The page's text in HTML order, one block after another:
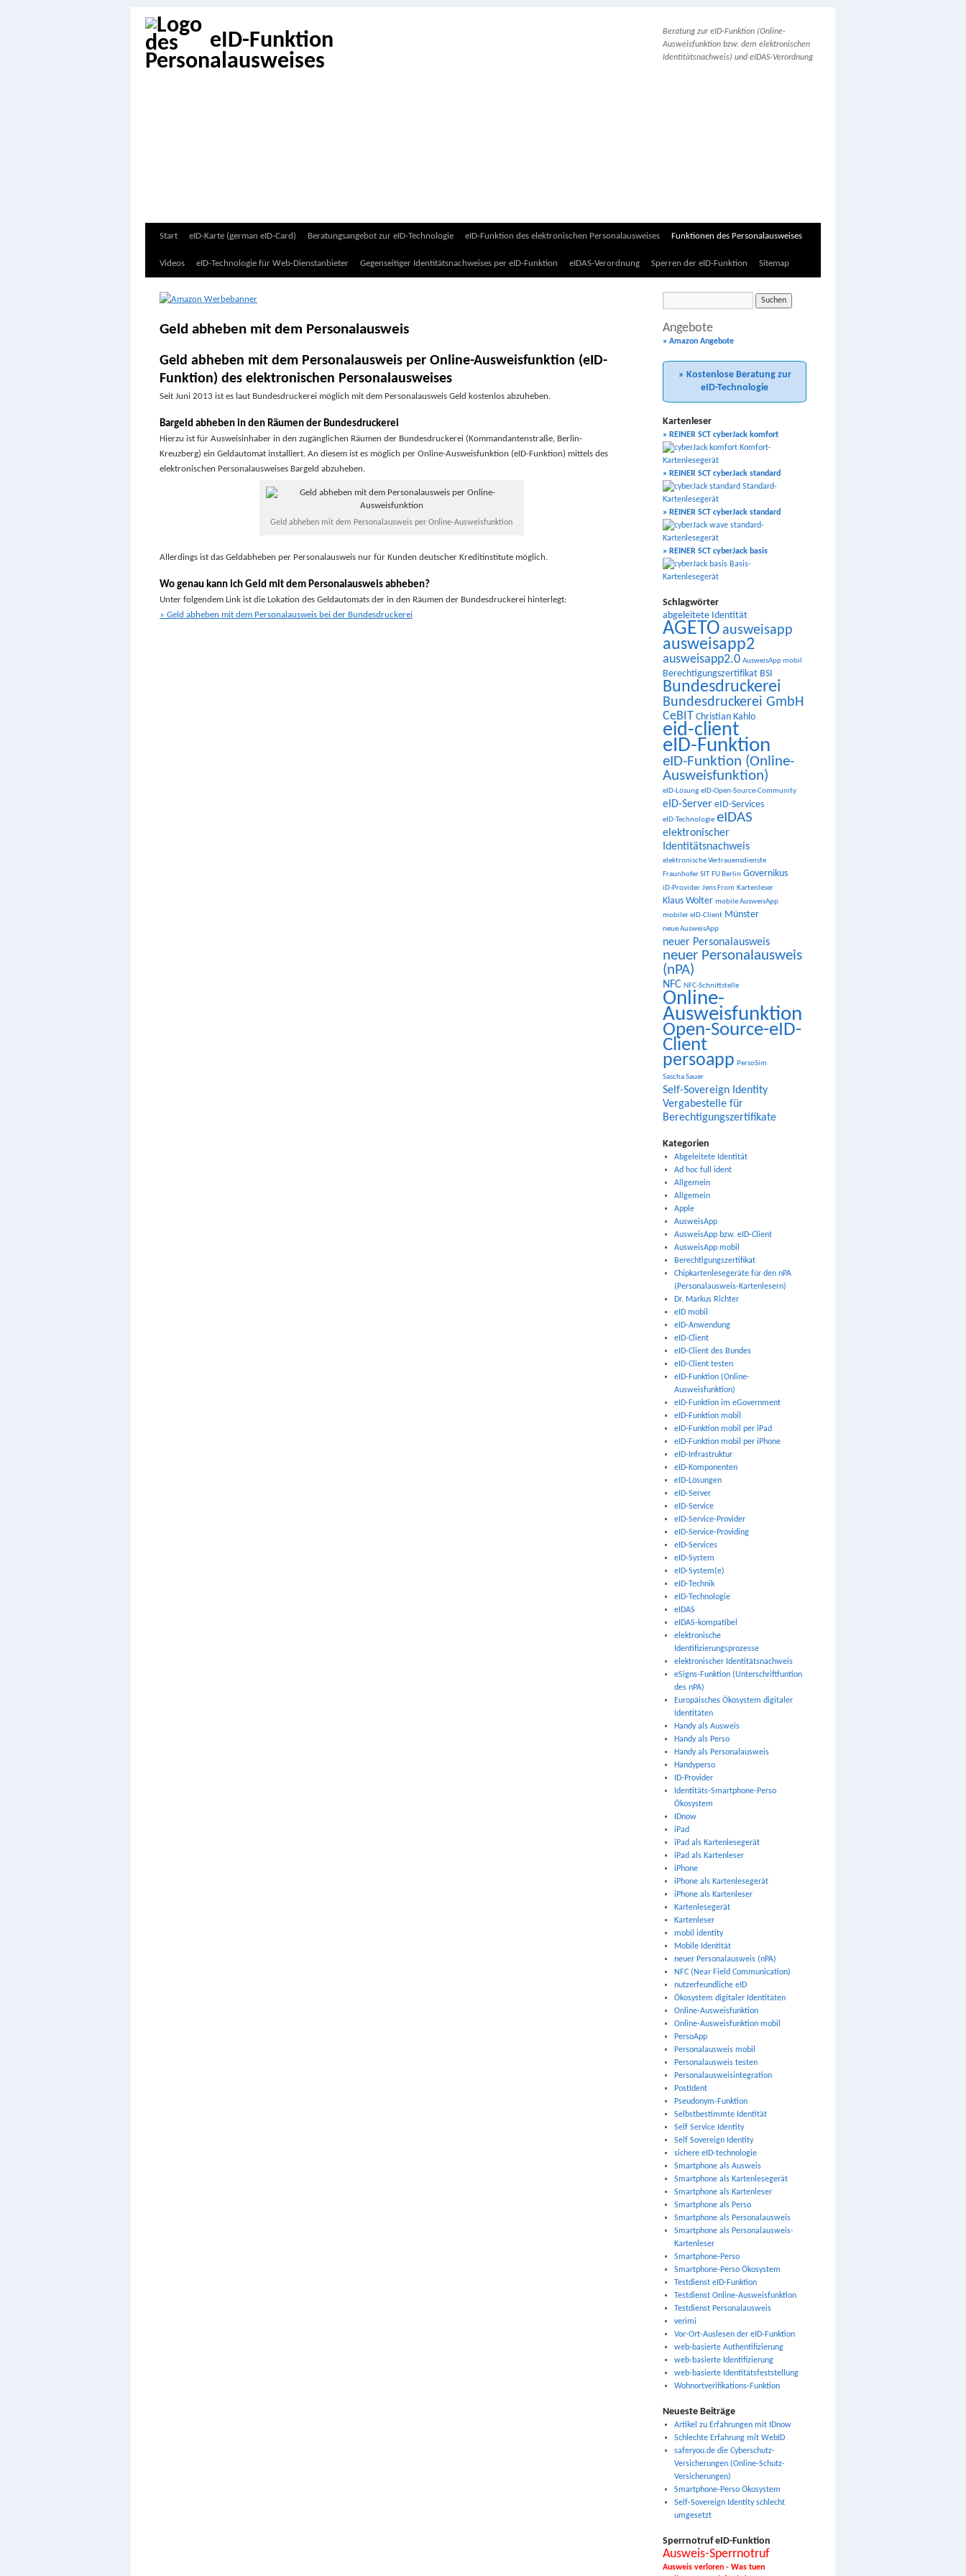
eID-Funktion
Beratung zur eID-Funktion (Online-
Ausweisfunktion bzw. dem elektronischen
Identitätsnachweis) und eIDAS-Verordnung
Zum
Inhalt
springen
Start eID-Karte (german eID-Card) Beratungsangebot zur eID-Technologie eID-Funktion des elektronischen Personalausweises Funktionen des Personalausweises
Videos eID-Technologie für Web-Dienstanbieter Gegenseitiger Identitätsnachweises per eID-Funktion eIDAS-Verordnung Sperren der eID-Funktion Sitemap
Geld abheben mit dem Personalausweis
Geld abheben mit dem Personalausweis per Online-Ausweisfunktion (eID-
Funktion) des elektronischen Personalausweises
Seit Juni 2013 ist es laut Bundesdruckerei möglich mit dem Personalausweis Geld kostenlos abzuheben.
Bargeld abheben in den Räumen der Bundesdruckerei
Hierzu ist für Ausweisinhaber in den zugänglichen Räumen der Bundesdruckerei (Kommandantenstraße, Berlin-
Kreuzberg) ein Geldautomat installiert. An diesem ist es möglich per Online-Ausweisfunktion (eID-Funktion) mittels des
elektronischen Personalausweises Bargeld abzuheben.
Geld abheben mit dem Personalausweis per Online-Ausweisfunktion
Allerdings ist das Geldabheben per Personalausweis nur für Kunden deutscher Kreditinstitute möglich.
Wo genau kann ich Geld mit dem Personalausweis abheben?
Unter folgendem Link ist die Lokation des Geldautomats der in den Räumen der Bundesdruckerei hinterlegt:
» Geld abheben mit dem Personalausweis bei der Bundesdruckerei
Angebote
» Amazon Angebote
» Kostenlose Beratung zur
eID-Technologie
Kartenleser
» REINER SCT cyberJack komfort
» REINER SCT cyberJack standard
» REINER SCT cyberJack standard
» REINER SCT cyberJack basis
Schlagwörter
abgeleitete Identität
AGETO ausweisapp
ausweisapp2
ausweisapp2.0 AusweisApp mobil
Berechtigungszertifikat BSI
Bundesdruckerei
Bundesdruckerei GmbH
CeBIT Christian Kahlo
eid-client
eID-Funktion
eID-Funktion (Online-
Ausweisfunktion)
eID-Lösung eID-Open-Source-Community
eID-Server eID-Services
eID-Technologie eIDAS
elektronischer
Identitätsnachweis
elektronische Vertrauensdienste
Fraunhofer SIT FU Berlin Governikus
iD-Provider Jens From Kartenleser
Klaus Wolter mobile AusweisApp
mobiler eID-Client Münster
neue AusweisApp
neuer Personalausweis
neuer Personalausweis
(nPA)
NFC NFC-Schnittstelle
Online-
Ausweisfunktion
Open-Source-eID-
Client
persoapp PersoSim
Sascha Sauer
Self-Sovereign Identity
Vergabestelle für
Berechtigungszertifikate
Kategorien
Abgeleitete Identität
Ad hoc full ident
Allgemein
Allgemein
Apple
AusweisApp
AusweisApp bzw. eID-Client
AusweisApp mobil
Berechtigungszertifikat
Chipkartenlesegeräte für den nPA
(Personalausweis-Kartenlesern)
Dr. Markus Richter
eID mobil
eID-Anwendung
eID-Client
eID-Client des Bundes
eID-Client testen
eID-Funktion (Online-
Ausweisfunktion)
eID-Funktion im eGovernment
eID-Funktion mobil
eID-Funktion mobil per iPad
eID-Funktion mobil per iPhone
eID-Infrastruktur
eID-Komponenten
eID-Lösungen
eID-Server
eID-Service
eID-Service-Provider
eID-Service-Providing
eID-Services
eID-System
eID-System(e)
eID-Technik
eID-Technologie
eIDAS
eIDAS-kompatibel
elektronische
Identifizierungsprozesse
elektronischer Identitätsnachweis
eSigns-Funktion (Unterschriftfuntion
des nPA)
Europäisches Ökosystem digitaler
Identitäten
Handy als Ausweis
Handy als Perso
Handy als Personalausweis
Handyperso
ID-Provider
Identitäts-Smartphone-Perso
Ökosystem
IDnow
iPad
iPad als Kartenlesegerät
iPad als Kartenleser
iPhone
iPhone als Kartenlesegerät
iPhone als Kartenleser
Kartenlesegerät
Kartenleser
mobil identity
Mobile Identität
neuer Personalausweis (nPA)
NFC (Near Field Communication)
nutzerfeundliche eID
Ökosystem digitaler Identitäten
Online-Ausweisfunktion
Online-Ausweisfunktion mobil
PersoApp
Personalausweis mobil
Personalausweis testen
Personalausweisintegration
PostIdent
Pseudonym-Funktion
Selbstbestimmte Identität
Self Service Identity
Self Sovereign Identity
sichere eID-technologie
Smartphone als Ausweis
Smartphone als Kartenlesegerät
Smartphone als Kartenleser
Smartphone als Perso
Smartphone als Personalausweis
Smartphone als Personalausweis-
Kartenleser
Smartphone-Perso
Smartphone-Perso Ökosystem
Testdienst eID-Funktion
Testdienst Online-Ausweisfunktion
Testdienst Personalausweis
verimi
Vor-Ort-Auslesen der eID-Funktion
web-basierte Authentifizierung
web-basierte Identifizierung
web-basierte Identitätsfeststellung
Wohnortverifikations-Funktion
Neueste Beiträge
Artikel zu Erfahrungen mit IDnow
Schlechte Erfahrung mit WebID
saferyou.de die Cyberschutz-
Versicherungen (Online-Schutz-
Versicherungen)
Smartphone-Perso Ökosystem
Self-Sovereign Identity schlecht
umgesetzt
Sperrnotruf eID-Funktion
Ausweis-Sperrnotruf
Ausweis verloren - Was tuen